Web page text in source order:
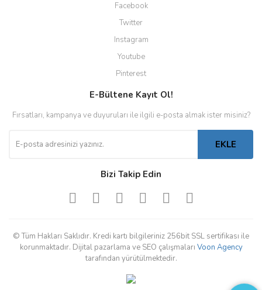
Facebook
Twitter
Instagram
Youtube
Pinterest
E-Bültene Kayıt Ol!
Fırsatları, kampanya ve duyuruları ile ilgili e-posta almak ister misiniz?
EKLE
Bizi Takip Edin
© Tüm Hakları Saklıdır. Kredi kartı bilgileriniz 256bit SSL sertifikası ile
korunmaktadır. Dijital pazarlama ve SEO çalışmaları Voon Agency
tarafından yürütülmektedir.